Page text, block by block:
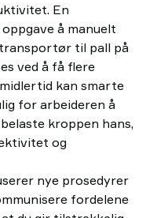
En
å manuelt
til pall på
ved å få flere
kan smarte
for arbeideren å
kroppen hans,
og
nye prosedyrer
fordelene